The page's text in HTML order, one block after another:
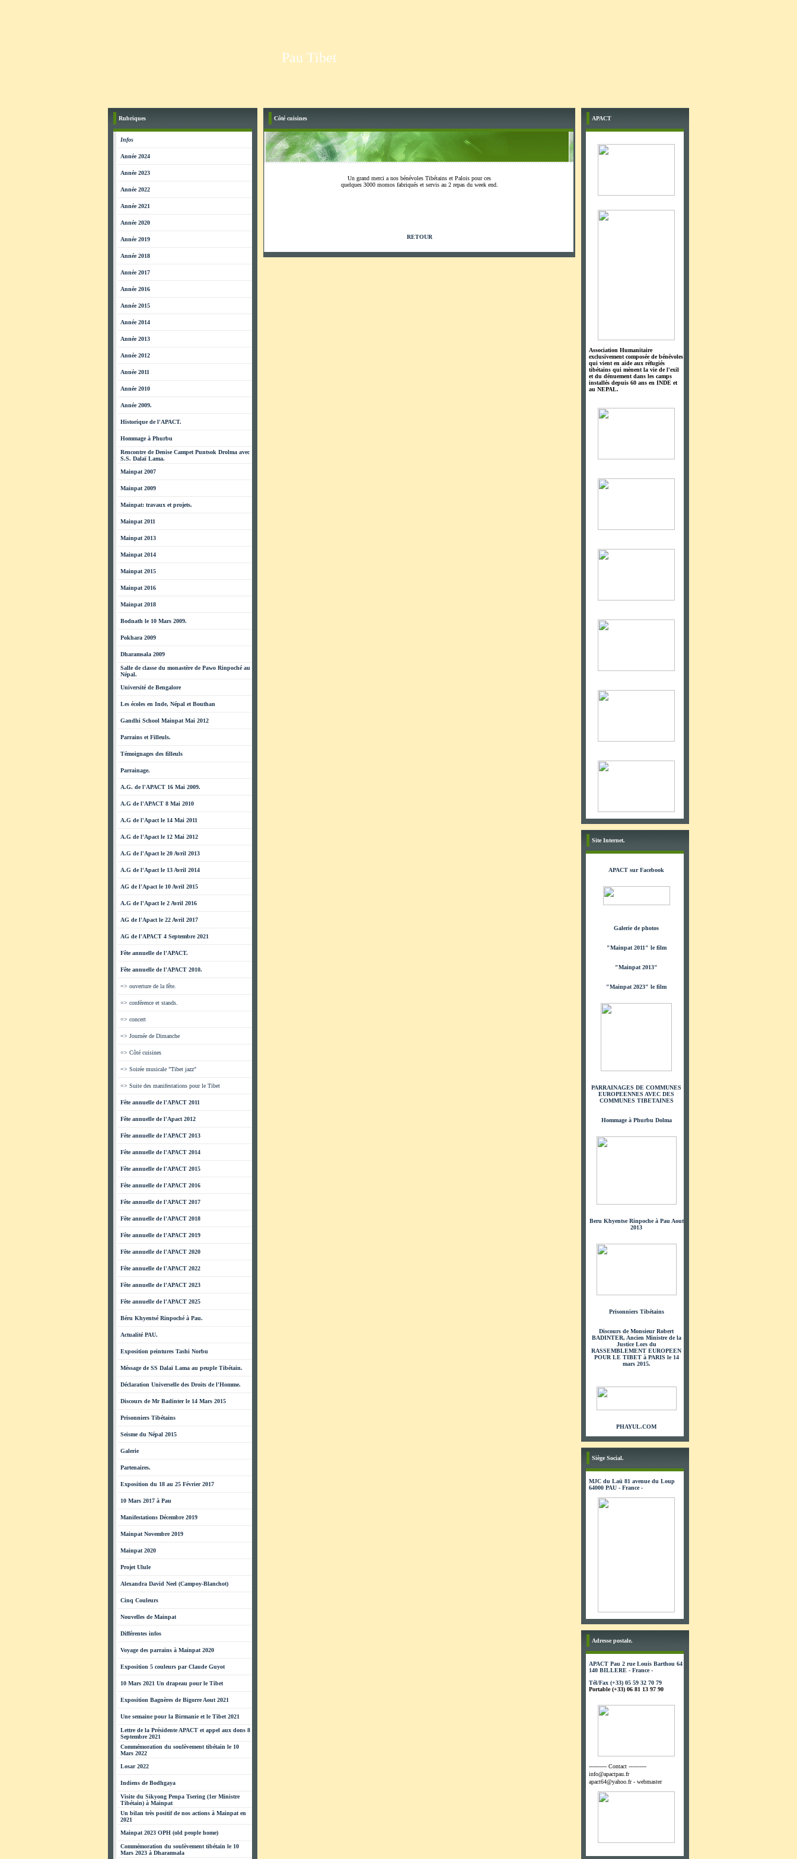
Pau Tibet
Rubriques
Infos
Année 2024
Année 2023
Année 2022
Année 2021
Année 2020
Année 2019
Année 2018
Année 2017
Année 2016
Année 2015
Année 2014
Année 2013
Année 2012
Année 2011
Année 2010
Année 2009.
Historique de l'APACT.
Hommage à Phurbu
Rencontre de Denise Campet Puntsok Drolma avec
S.S. Dalaï Lama.
Mainpat 2007
Mainpat 2009
Mainpat: travaux et projets.
Mainpat 2011
Mainpat 2013
Mainpat 2014
Mainpat 2015
Mainpat 2016
Mainpat 2018
Bodnath le 10 Mars 2009.
Pokhara 2009
Dharamsala 2009
Salle de classe du monastère de Pawo Rinpoché au
Népal.
Université de Bengalore
Les écoles en Inde, Népal et Bouthan
Gandhi School Mainpat Mai 2012
Parrains et Filleuls.
Témoignages des filleuls
Parrainage.
A.G. de l'APACT 16 Mai 2009.
A.G de l'APACT 8 Mai 2010
A.G de l'Apact le 14 Mai 2011
A.G de l'Apact le 12 Mai 2012
A.G de l'Apact le 20 Avril 2013
A.G de l'Apact le 13 Avril 2014
AG de l'Apact le 10 Avril 2015
A.G de l'Apact le 2 Avril 2016
AG de l'Apact le 22 Avril 2017
AG de l'APACT 4 Septembre 2021
Fête annuelle de l'APACT.
Fête annuelle de l'APACT 2010.
=> ouverture de la fête.
=> conférence et stands.
=> concert
=> Journée de Dimanche
=> Côté cuisines
=> Soirée musicale "Tibet jazz"
=> Suite des manifestations pour le Tibet
Fête annuelle de l'APACT 2011
Fête annuelle de l'Apact 2012
Fête annuelle de l'APACT 2013
Fête annuelle de l'APACT 2014
Fête annuelle de l'APACT 2015
Fête annuelle de l'APACT 2016
Fête annuelle de l'APACT 2017
Fête annuelle de l'APACT 2018
Fête annuelle de l'APACT 2019
Fête annuelle de l'APACT 2020
Fête annuelle de l'APACT 2022
Fête annuelle de l'APACT 2023
Fête annuelle de l'APACT 2025
Béru Khyentsé Rinpoché à Pau.
Actualité PAU.
Exposition peintures Tashi Norbu
Méssage de SS Dalaï Lama au peuple Tibétain.
Déclaration Universelle des Droits de l'Homme.
Discours de Mr Badinter le 14 Mars 2015
Prisonniers Tibétains
Seisme du Népal 2015
Galerie
Partenaires.
Exposition du 18 au 25 Février 2017
10 Mars 2017 à Pau
Manifestations Décembre 2019
Mainpat Novembre 2019
Mainpat 2020
Projet Ulule
Alexandra David Neel (Campoy-Blanchot)
Cinq Couleurs
Nouvelles de Mainpat
Différentes infos
Voyage des parrains à Mainpat 2020
Exposition 5 couleurs par Claude Guyot
10 Mars 2021 Un drapeau pour le Tibet
Exposition Bagnères de Bigorre Aout 2021
Une semaine pour la Birmanie et le Tibet 2021
Lettre de la Présidente APACT et appel aux dons 8
Septembre 2021
Commémoration du soulèvement tibétain le 10
Mars 2022
Losar 2022
Indiens de Bodhgaya
Visite du Sikyong Penpa Tsering (1er Ministre
Tibétain) à Mainpat
Un bilan très positif de nos actions à Mainpat en
2021
Mainpat 2023 OPH (old people home)
Commémoration du soulèvement tibétain le 10
Mars 2023 à Dharamsala
Côté cuisines
Un grand merci a nos bénévoles Tibétains et Palois pour ces
quelques 3000 momos fabriqués et servis au 2 repas du week end.
RETOUR
APACT
Association Humanitaire
exclusivement composée de bénévoles
qui vient en aide aux réfugiés
tibétains qui mènent la vie de l'exil
et du dénuement dans les camps
installés depuis 60 ans en INDE et
au NEPAL.
Site Internet.
APACT sur Facebook
Galerie de photos
"Mainpat 2011" le film
"Mainpat 2013"
"Mainpat 2023" le film
PARRAINAGES DE COMMUNES
EUROPEENNES AVEC DES
COMMUNES TIBETAINES
Hommage à Phurbu Dolma
Beru Khyentse Rinpoche à Pau Aout
2013
Prisonniers Tibétains
Discours de Monsieur Robert
BADINTER, Ancien Ministre de la
Justice Lors du
RASSEMBLEMENT EUROPEEN
POUR LE TIBET à PARIS le 14
mars 2015.
PHAYUL.COM
Siège Social.
MJC du Laü 81 avenue du Loup
64000 PAU - France -
Adresse postale.
APACT Pau 2 rue Louis Barthou 64
140 BILLERE - France -
Tél/Fax (+33) 05 59 32 70 79
Portable (+33) 06 81 13 97 90
---------- Contact ----------
info@apactpau.fr
apact64@yahoo.fr - webmaster